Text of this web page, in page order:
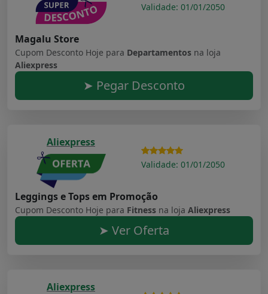
Validade: 01/01/2050
Magalu Store
Cupom Desconto Hoje para Departamentos na loja
Aliexpress
➤ Pegar Desconto
Aliexpress
Validade: 01/01/2050
Leggings e Tops em Promoção
Cupom Desconto Hoje para Fitness na loja Aliexpress
➤ Ver Oferta
Aliexpress